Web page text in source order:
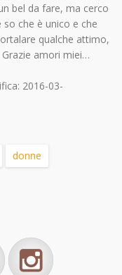
bel da fare, ma cerco
che è unico e che
qualche attimo,
amori miei…
2016-03-
donne